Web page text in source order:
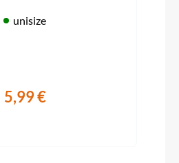
unisize
5,99 €